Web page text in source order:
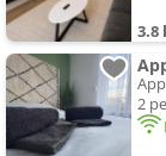
3.8
2